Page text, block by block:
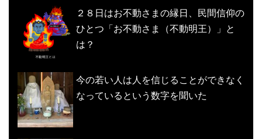
２８日はお不動さまの縁日、民間信仰の
ひとつ「お不動さま（不動明王）」と
は？
今の若い人は人を信じることができなく
なっているという数字を聞いた